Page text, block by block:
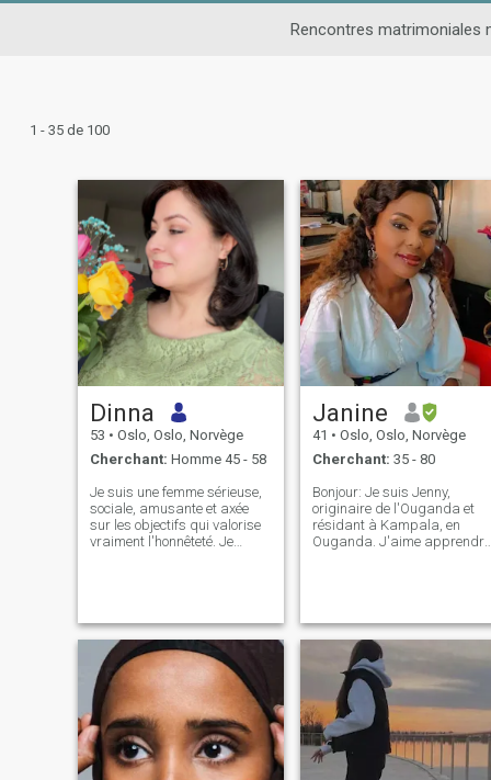
Rencontres matrimoniales
1 - 35 de 100
Dinna
53 • Oslo, Oslo, Norvège
Cherchant: Homme 45 - 58
Je suis une femme sérieuse,
sociale, amusante et axée
sur les objectifs qui valorise
vraiment l'honnêteté. Je
veut. Je ne suis pas très
religieux, mais j'ai des
valeurs fortes. Vous n'avez
pas besoin d'être religieux
pour être une bonne
personne. Pour moi être un
bon humain avec des valeurs
solides signifie aussi
beaucoup. Je ne suis pas à
la recherche d'un chat ami.
Janine
41 • Oslo, Oslo, Norvège
Cherchant: 35 - 80
Bonjour: Je suis Jenny,
originaire de l'Ouganda et
résidant à Kampala, en
Ouganda. J'aime apprendre
que j'ai manqué quelqu'un à
aimer et à passer du temps
avec. Je suis proche de ma
belle-mère, mais plus de mon
père, même si je ne vis pas
avec eux. J'aime aller à
l'église et je n'ai pas peur de
dire "je suis Jésus-Christ" le
fils de DIEU. Je suis à la
recherche d'une relation